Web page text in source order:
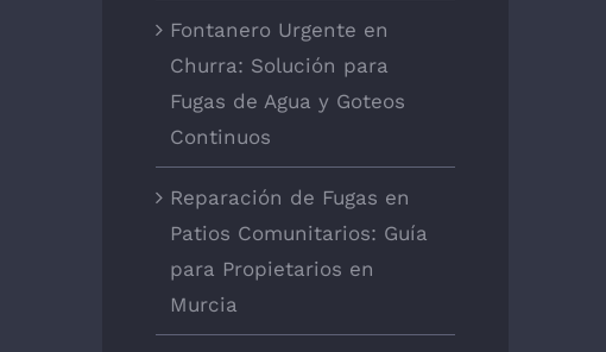
Fontanero Urgente en
Churra: Solución para
Fugas de Agua y Goteos
Continuos
Reparación de Fugas en
Patios Comunitarios: Guía
para Propietarios en
Murcia